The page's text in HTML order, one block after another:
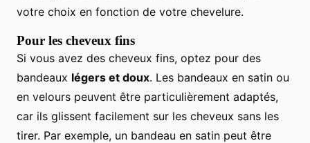
votre choix en fonction de votre chevelure.
Pour les cheveux fins
Si vous avez des cheveux fins, optez pour des
bandeaux légers et doux. Les bandeaux en satin ou
en velours peuvent être particulièrement adaptés,
car ils glissent facilement sur les cheveux sans les
tirer. Par exemple, un bandeau en satin peut être